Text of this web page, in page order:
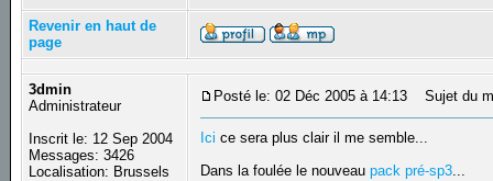
Revenir en haut de
page
3dmin
Administrateur
Inscrit le: 12 Sep 2004
Messages: 3426
Localisation: Brussels
Posté le: 02 Déc 2005 à 14:13 Sujet du
Ici ce sera plus clair il me semble...
Dans la foulée le nouveaupack pré-sp3...